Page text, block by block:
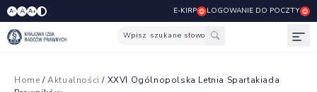
A- A A+ E-KIRP LOGOWANIE DO POCZTY
Wpisz szukane słowo
Home /Aktualności / XXVI Ogólnopolska Letnia Spartakiada